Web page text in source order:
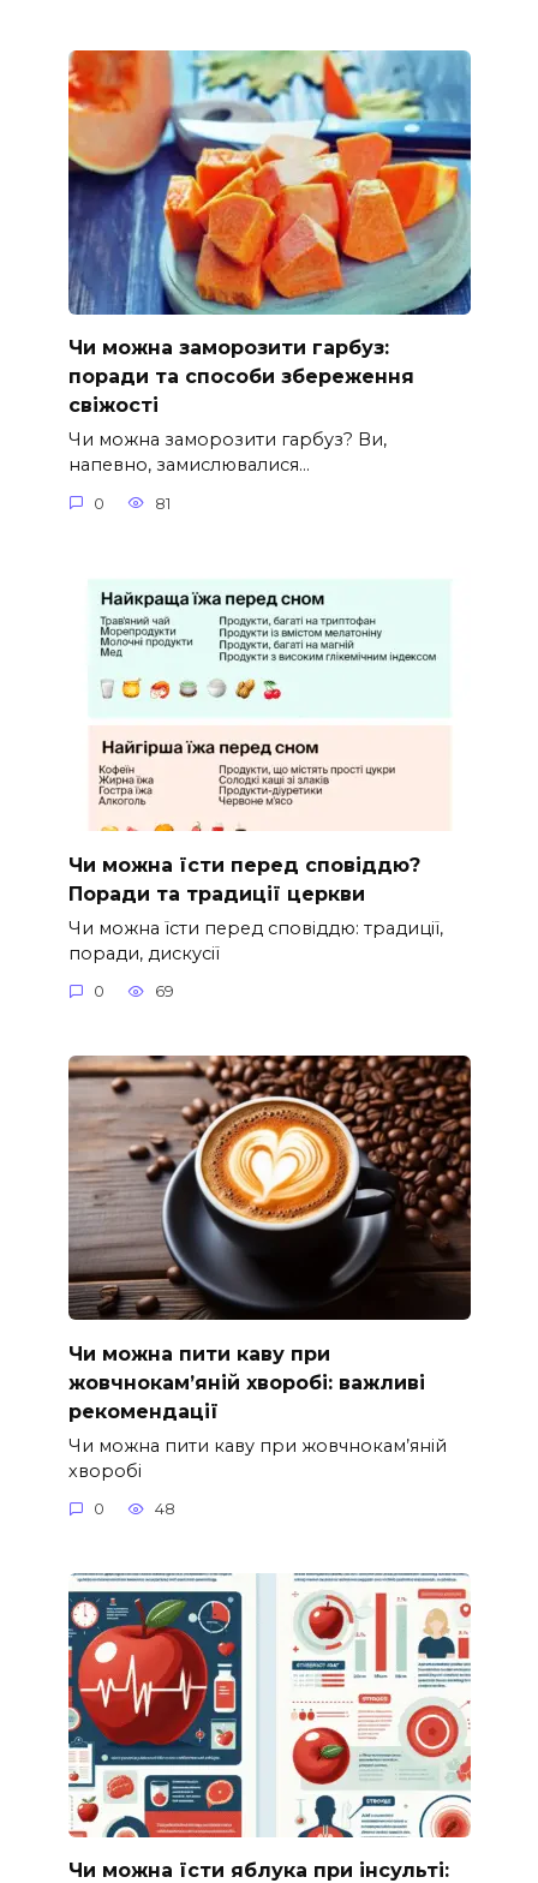
Чи можна заморозити гарбуз:
поради та способи збереження
свіжості
Чи можна заморозити гарбуз? Ви,
напевно, замислювалися…
0 81
Чи можна їсти перед сповіддю?
Поради та традиції церкви
Чи можна їсти перед сповіддю: традиції,
поради, дискусії
0 69
Чи можна пити каву при
жовчнокам’яній хворобі: важливі
рекомендації
Чи можна пити каву при жовчнокам’яній
хворобі
0 48
Чи можна їсти яблука при інсульті: